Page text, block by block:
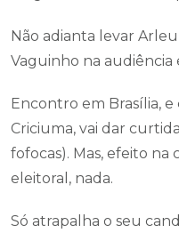
Não adianta levar
Vaguinho na audiência
Encontro em Brasília,
Criciuma, vai dar
fofocas). Mas, efeito
eleitoral, nada.
Só atrapalha o seu